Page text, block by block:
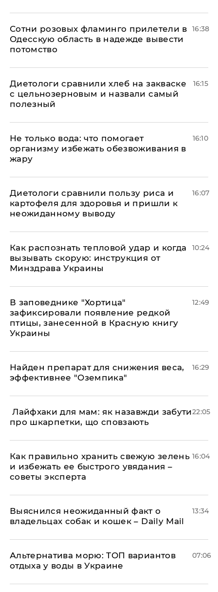
Сотни розовых фламинго прилетели в
Одесскую область в надежде вывести
потомство
16:38
Диетологи сравнили хлеб на закваске
с цельнозерновым и назвали самый
полезный
16:15
Не только вода: что помогает
организму избежать обезвоживания в
жару
16:10
Диетологи сравнили пользу риса и
картофеля для здоровья и пришли к
неожиданному выводу
16:07
Как распознать тепловой удар и когда
вызывать скорую: инструкция от
Минздрава Украины
10:24
В заповеднике "Хортица"
зафиксировали появление редкой
птицы, занесенной в Красную книгу
Украины
12:49
Найден препарат для снижения веса,
эффективнее "Оземпика"
16:29
​ Лайфхаки для мам: як назавжди забути
про шкарпетки, що сповзають
22:05
Как правильно хранить свежую зелень
и избежать ее быстрого увядания –
советы эксперта
16:04
Выяснился неожиданный факт о
владельцах собак и кошек – Daily Mail
13:34
Альтернатива морю: ТОП вариантов
отдыха у воды в Украине
07:06